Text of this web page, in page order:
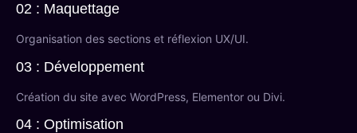
02 : Maquettage
Organisation des sections et réflexion UX/UI.
03 : Développement
Création du site avec WordPress, Elementor ou Divi.
04 : Optimisation